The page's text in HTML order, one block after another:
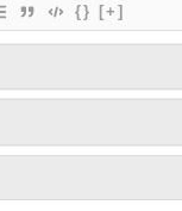
{} [+]